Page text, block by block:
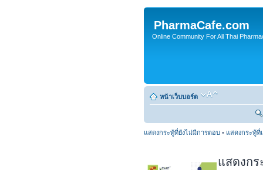
PharmaCafe.com
Online Community For All Thai
หน้าเว็บบอร์ด
แสดงกระทู้ที่ยังไม่มีการตอบ • แสดงกระทู้ที่
แสดงก